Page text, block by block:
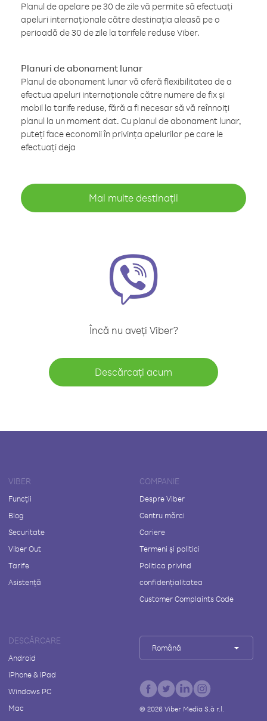
Planul de apelare pe 30 de zile vă permite să efectuați
apeluri internaționale către destinația aleasă pe o
perioadă de 30 de zile la tarifele reduse Viber.
Planuri de abonament lunar
Planul de abonament lunar vă oferă flexibilitatea de a
efectua apeluri internaționale către numere de fix și
mobil la tarife reduse, fără a fi necesar să vă reînnoiți
planul la un moment dat. Cu planul de abonament lunar,
puteți face economii în privința apelurilor pe care le
efectuați deja
Mai multe destinații
Încă nu aveți Viber?
Descărcați acum
VIBER
Funcții
Blog
Securitate
Viber Out
Tarife
Asistență
COMPANIE
Despre Viber
Centru mărci
Cariere
Termeni și politici
Politica privind
confidențialitatea
Customer Complaints Code
DESCĂRCARE
Android
iPhone & iPad
Windows PC
Mac
Română
© 2026Viber Media S.à r.l.